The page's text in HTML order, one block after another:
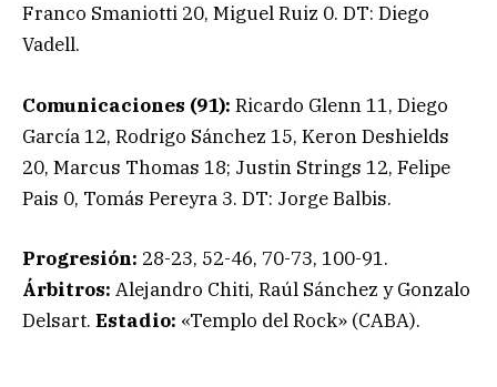
Franco Smaniotti 20, Miguel Ruiz 0. DT: Diego
Vadell.
Comunicaciones (91): Ricardo Glenn 11, Diego
García 12, Rodrigo Sánchez 15, Keron Deshields
20, Marcus Thomas 18; Justin Strings 12, Felipe
Pais 0, Tomás Pereyra 3. DT: Jorge Balbis.
Progresión: 28-23, 52-46, 70-73, 100-91.
Árbitros: Alejandro Chiti, Raúl Sánchez y Gonzalo
Delsart. Estadio: «Templo del Rock» (CABA).